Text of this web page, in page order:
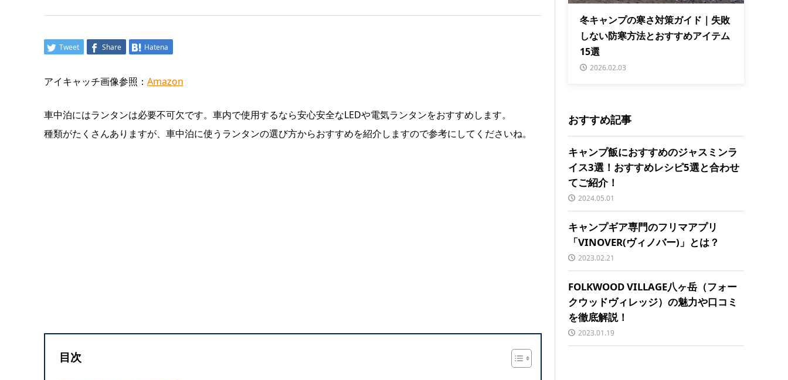
Tweet Share Hatena
アイキャッチ画像参照： Amazon
車中泊にはランタンは必要不可欠です。車内で使用するなら安心安全なLEDや電気ランタンをおすすめします。
種類がたくさんありますが、車中泊に使うランタンの選び方からおすすめを紹介しますので参考にしてくださいね。
目次
冬キャンプの寒さ対策ガイド｜失敗
しない防寒方法とおすすめアイテム
15選
2026.02.03
おすすめ記事
キャンプ飯におすすめのジャスミンラ
イス3選！おすすめレシピ5選と合わせ
てご紹介！
2024.05.01
キャンプギア専門のフリマアプリ
「VINOVER(ヴィノバー)」とは？
2023.02.21
FOLKWOOD VILLAGE八ヶ岳（フォー
クウッドヴィレッジ）の魅力や口コミ
を徹底解説！
2023.01.19